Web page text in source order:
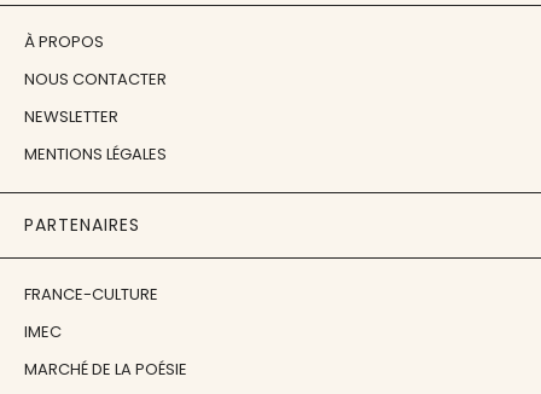
À PROPOS
NOUS CONTACTER
NEWSLETTER
MENTIONS LÉGALES
PARTENAIRES
FRANCE-CULTURE
IMEC
MARCHÉ DE LA POÉSIE